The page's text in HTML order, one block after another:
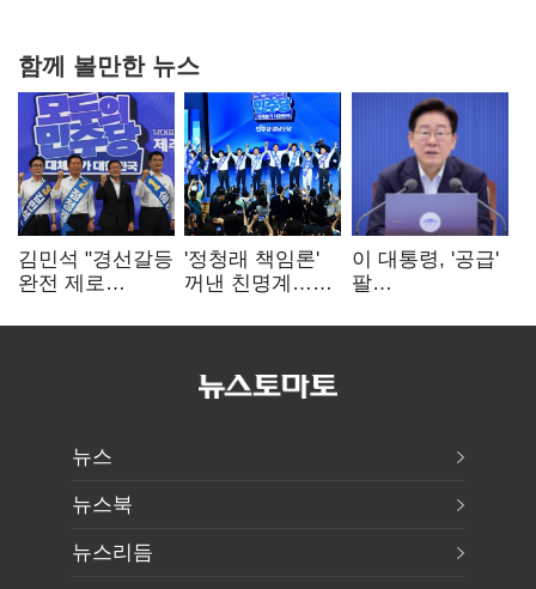
함께 볼만한 뉴스
김민석 "경선갈등
완전 제로
"반명 공세
'정청래 책임론'
꺼낸 친명계…
추가투표 때리기
이 대통령, '공급'
팔
여 내부선
뉴스
뉴스북
뉴스리듬